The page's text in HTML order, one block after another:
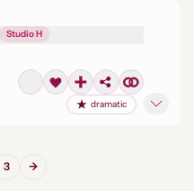
Studio H
dramatic
3 →